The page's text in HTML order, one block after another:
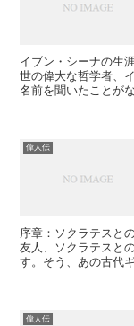
イブン・シーナの生
世の偉大な哲学者、
名前を聞いたことが
偉人伝
序章：ソクラテスと
友人、ソクラテスと
す。そう、あの古代
偉人伝